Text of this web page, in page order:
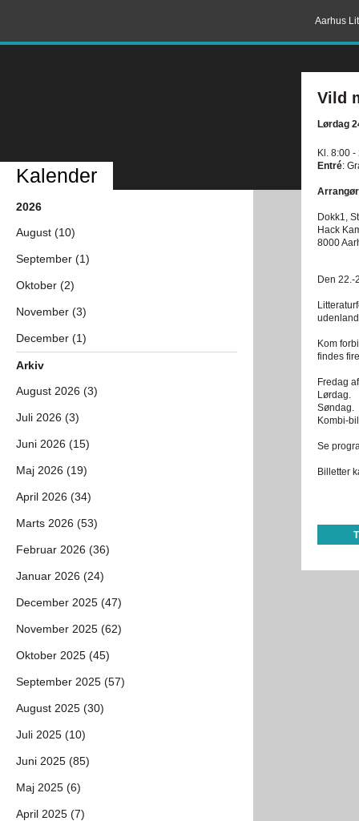
Aarhus
Vild
Lørdag
Kl. 8:00 -
Entré:
Dokk1,
Hack
8000
Den 22.-
Kom
findes
Fredag
Lørdag.
Søndag.
Kombi-
Se
Billetter
Kalender
2026
August (10)
September (1)
Oktober (2)
November (3)
December (1)
Arkiv
August 2026 (3)
Juli 2026 (3)
Juni 2026 (15)
Maj 2026 (19)
April 2026 (34)
Marts 2026 (53)
Februar 2026 (36)
Januar 2026 (24)
December 2025 (47)
November 2025 (62)
Oktober 2025 (45)
September 2025 (57)
August 2025 (30)
Juli 2025 (10)
Juni 2025 (85)
Maj 2025 (6)
April 2025 (7)